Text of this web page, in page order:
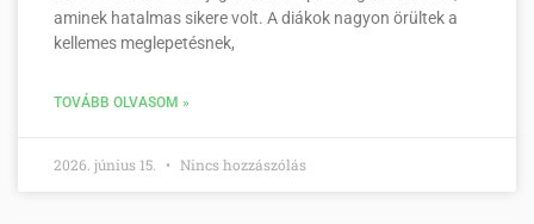
aminek hatalmas sikere volt. A diákok nagyon örültek a
kellemes meglepetésnek,
TOVÁBB OLVASOM »
2026. június 15. Nincs hozzászólás